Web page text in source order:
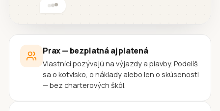
Prax — bezplatná aj platená
Vlastníci pozývajú na výjazdy a plavby. Podelíš
sa o kotvisko, o náklady alebo len o skúsenosti
— bez charterových škôl.